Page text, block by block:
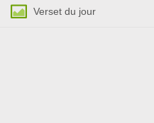
Verset du jour